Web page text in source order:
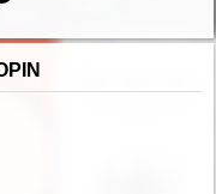
legendą a